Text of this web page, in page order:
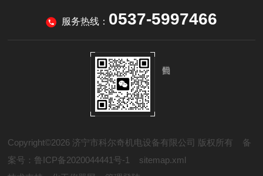
服务热线： 0537-5997466
Copyright©2026 济宁市科尔奇机电设备有限公司 版权所有 备
案号：鲁ICP备2020044441号-1
sitemap.xml